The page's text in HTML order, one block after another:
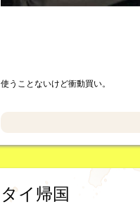
使うことないけど衝動買い。
タイ帰国